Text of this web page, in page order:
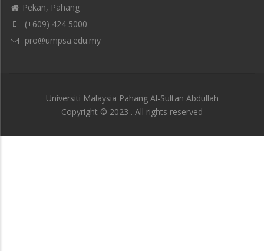
Pekan, Pahang
(+609) 424 5000
pro@umpsa.edu.my
Universiti Malaysia Pahang Al-Sultan Abdullah
Copyright © 2023 . All rights reserved